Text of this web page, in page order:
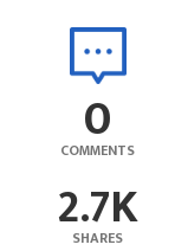
0
COMMENTS
2.7K
SHARES